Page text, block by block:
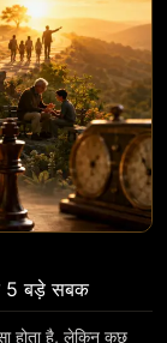
5 बड़े सबक
होता है, लेकिन कुछ